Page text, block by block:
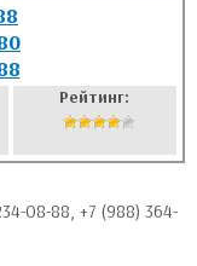
Рейтинг:
08-88, +7 (988) 364-